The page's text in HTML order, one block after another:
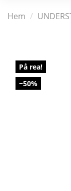
Hem
På rea!
−50%